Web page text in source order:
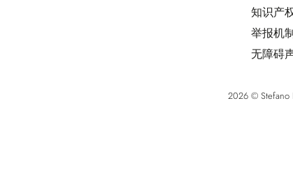
知识产
举报机
无障碍
2026 © Stefano